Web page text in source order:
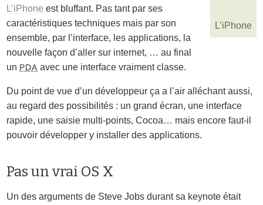
L’iPhone
L’iPhone est bluffant. Pas tant par ses
caractéristiques techniques mais par son
ensemble, par l’interface, les applications, la
nouvelle façon d’aller sur internet, … au final
un PDA avec une interface vraiment classe.
Du point de vue d’un développeur ça a l’air alléchant aussi,
au regard des possibilités : un grand écran, une interface
rapide, une saisie multi-points, Cocoa… mais encore faut-il
pouvoir développer y installer des applications.
Pas un vrai OS X
Un des arguments de Steve Jobs durant sa keynote était